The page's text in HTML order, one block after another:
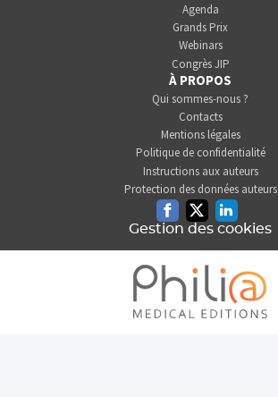
Agenda
Grands Prix
Webinars
Congrès JIP
À PROPOS
Qui sommes-nous ?
Contacts
Mentions légales
Politique de confidentialité
Instructions aux auteurs
Protection des données auteurs
FacebookTwitterLinkedin
Gestion des cookies